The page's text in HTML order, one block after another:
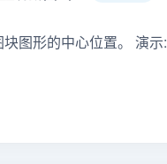
图形的中心位置。 演示: